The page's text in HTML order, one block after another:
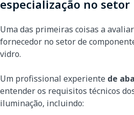
especialização no setor
Uma das primeiras coisas a
fornecedor no setor de
vidro.
Um profissional experiente de
entender os requisitos técnicos
iluminação, incluindo: